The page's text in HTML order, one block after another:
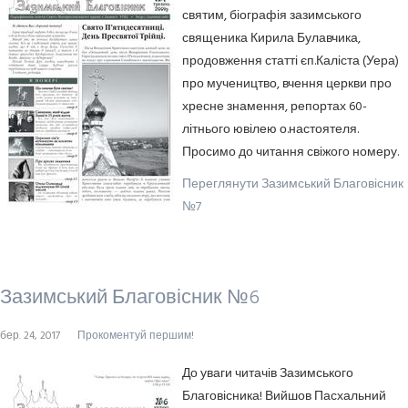
святим, біографія зазимського
священика Кирила Булавчика,
продовження статті єп.Каліста (Уера)
про мучеництво, вчення церкви про
хресне знамення, репортах 60-
літнього ювілею о.настоятеля.
Просимо до читання свіжого номеру.
Переглянути Зазимський Благовісник
№7
Зазимський Благовісник №6
бер. 24, 2017 Прокоментуй першим!
До уваги читачів Зазимського
Благовісника! Вийшов Пасхальний